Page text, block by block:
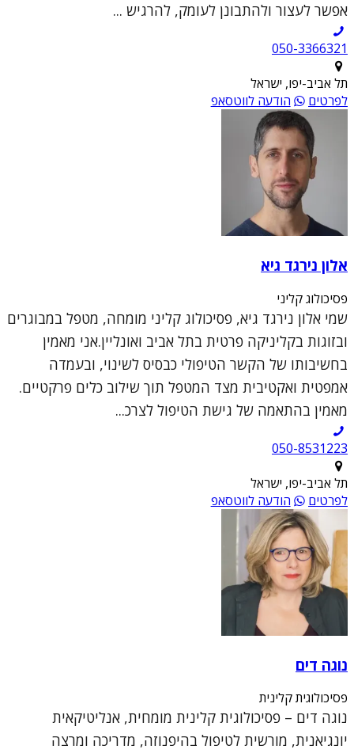
אפשר לעצור ולהתבונן לעומק, להרגיש ...
050-3366321
תל אביב-יפו, ישראל
לפרטים
הודעה לווטסאפ
אלון נירגד גיא
פסיכולוג קליני
שמי אלון נירגד גיא, פסיכולוג קליני מומחה, מטפל במבוגרים
ובזוגות בקליניקה פרטית בתל אביב ואונליין.אני מאמין
בחשיבותו של הקשר הטיפולי כבסיס לשינוי, ובעמדה
אמפטית ואקטיבית מצד המטפל תוך שילוב כלים פרקטיים.
מאמין בהתאמה של גישת הטיפול לצרכ...
050-8531223
תל אביב-יפו, ישראל
לפרטים
הודעה לווטסאפ
נוגה דים
פסיכולוגית קלינית
נוגה דים – פסיכולוגית קלינית מומחית, אנליטיקאית
יונגיאנית, מורשית לטיפול בהיפנוזה, מדריכה ומרצה